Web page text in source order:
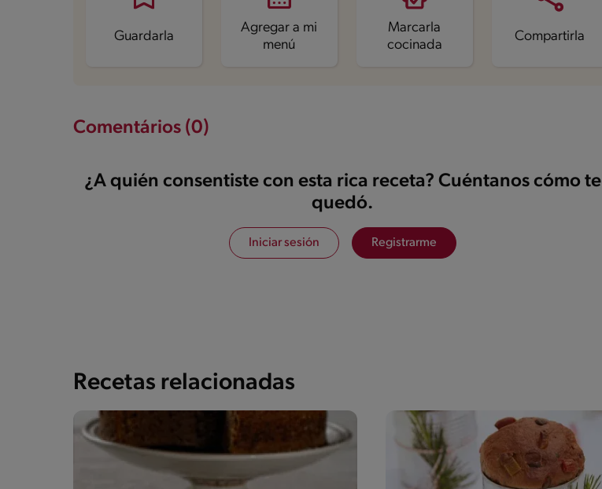
Sodio
Guardarla
Agregar a mi
menú
Marcarla
cocinada
Compartirla
Comentários (0)
¿A quién consentiste con esta rica receta? Cuéntanos cómo te
quedó.
Iniciar sesión Registrarme
Recetas relacionadas